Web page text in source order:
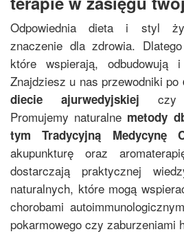
Odpowiednia dieta i styl
znaczenie dla zdrowia.
które wspierają, odbudowują
Znajdziesz u nas przewodniki po
diecie ajurwedyjskiej czy
Promujemy naturalne metody
tymTradycyjną Medycynę
akupunkturę oraz
dostarczają praktycznej
naturalnych, które mogą
chorobami
pokarmowego czy zaburzeniami